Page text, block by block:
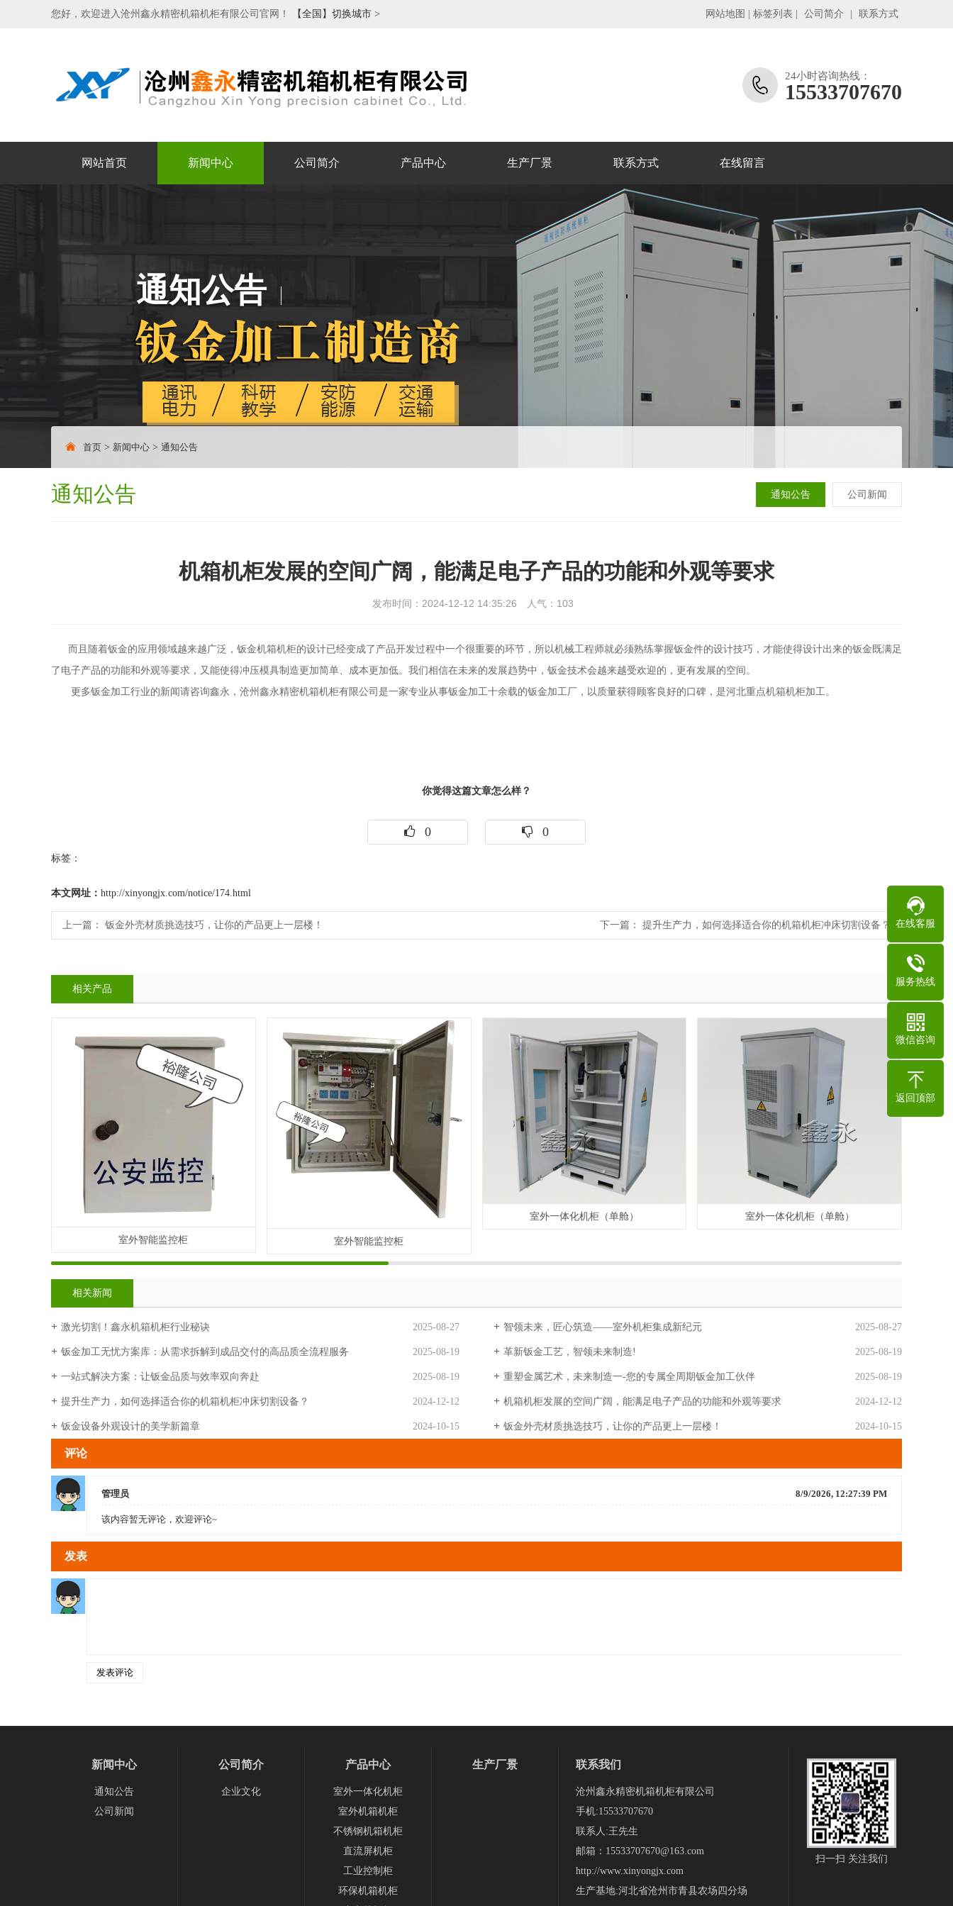
您好，欢迎进入沧州鑫永精密机箱机柜有限公司官网！ 【全国】切换城市 > 网站地图 标签列表 公司简介 联系方式
24小时咨询热线：
15533707670
网站首页 新闻中心 公司简介 产品中心 生产厂景 联系方式 在线留言
通知公告
首页 > 新闻中心 > 通知公告
通知公告 通知公告 公司新闻
机箱机柜发展的空间广阔，能满足电子产品的功能和外观等要求
发布时间：2024-12-12 14:35:26 人气： 103
而且随着钣金的应用领域越来越广泛，钣金机箱机柜的设计已经变成了产品开发过程中一个很重要的环节，所以机械工程师就必须熟练掌握钣金件的设计技巧，才能使得设计出来的钣金既满足
了电子产品的功能和外观等要求，又能使得冲压模具制造更加简单、成本更加低。我们相信在未来的发展趋势中，钣金技术会越来越受欢迎的，更有发展的空间。
更多钣金加工行业的新闻请咨询鑫永，沧州鑫永精密机箱机柜有限公司是一家专业从事钣金加工十余载的钣金加工厂，以质量获得顾客良好的口碑，是河北重点机箱机柜加工。
你觉得这篇文章怎么样？
0 0
标签：
本文网址： http://xinyongjx.com/notice/174.html
上一篇： 钣金外壳材质挑选技巧，让你的产品更上一层楼！ 下一篇： 提升生产力，如何选择适合你的机箱机柜冲床切割设备？
相关产品
室外智能监控柜 室外智能监控柜
室外一体化机柜（单舱） 室外一体化机柜（单舱）
相关新闻
激光切割！鑫永机箱机柜行业秘诀 2025-08-27 智领未来，匠心筑造——室外机柜集成新纪元 2025-08-27
钣金加工无忧方案库：从需求拆解到成品交付的高品质全流程服务 2025-08-19 革新钣金工艺，智领未来制造! 2025-08-19
一站式解决方案：让钣金品质与效率双向奔赴 2025-08-19 重塑金属艺术，未来制造一-您的专属全周期钣金加工伙伴 2025-08-19
提升生产力，如何选择适合你的机箱机柜冲床切割设备？ 2024-12-12 机箱机柜发展的空间广阔，能满足电子产品的功能和外观等要求 2024-12-12
钣金设备外观设计的美学新篇章 2024-10-15 钣金外壳材质挑选技巧，让你的产品更上一层楼！ 2024-10-15
评论
8/9/2026, 12:27:39 PM
管理员
该内容暂无评论，欢迎评论~
发表
新闻中心
通知公告
公司新闻
公司简介
企业文化
产品中心
室外一体化机柜
室外机箱机柜
不锈钢机箱机柜
直流屏机柜
工业控制柜
环保机箱机柜
生产厂景 联系我们
沧州鑫永精密机箱机柜有限公司
手机:15533707670
联系人:王先生
邮箱：15533707670@163.com
http://www.xinyongjx.com
生产基地:河北省沧州市青县农场四分场
扫一扫 关注我们
在线客服
服务热线
微信咨询
返回顶部